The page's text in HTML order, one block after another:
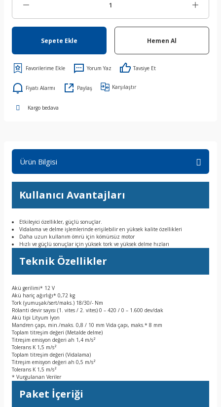
Sepete Ekle Hemen Al
Yorum Yaz Tavsiye Et
Fiyatı Alarmı Paylaş Karşılaştır
Kargo bedava
Ürün Bilgisi
Kullanıcı Avantajları
Etkileyici özellikler, güçlü sonuçlar.
Vidalama ve delme işlemlerinde erişilebilir en yüksek kalite özellikleri
Daha uzun kullanım ömrü için kömürsüz motor
Hızlı ve güçlü sonuçlar için yüksek tork ve yüksek delme hızları
Teknik Özellikler
Akü gerilimi* 12 V
Akü hariç ağırlığı* 0,72 kg
Tork (yumuşak/sert/maks.) 18/30/- Nm
Rölanti devir sayısı (1. vites / 2. vites) 0 – 420 / 0 – 1.600 dev/dak
Akü tipi Lityum İyon
Mandren çapı, min./maks. 0,8 / 10 mm Vida çapı, maks.* 8 mm
Toplam titreşim değeri (Metalde delme)
Titreşim emisyon değeri ah 1,4 m/s²
Tolerans K 1,5 m/s²
Toplam titreşim değeri (Vidalama)
Titreşim emisyon değeri ah 0,5 m/s²
Tolerans K 1,5 m/s²
* Vurgulanan Veriler
Paket İçeriği